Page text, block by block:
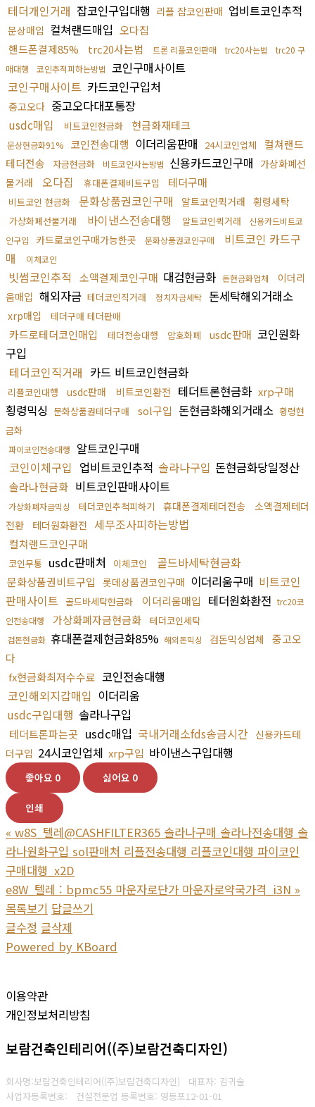
테더개인거래 잡코인구입대행 리플 잡코인판매 업비트코인추적
문상매입 컬쳐랜드매입 오다집
핸드폰결제85%
trc20사는법 트론 리플코인판매 trc20사는법
trc20 구
매대행
코인추적피하는방법 코인구매사이트
코인구매사이트 카드코인구입처
중고오다 중고오다대포통장
usdc매입
비트코인현금화 현금화재테크
문상현금화91% 코인전송대행 이더리움판매 24시코인업체
컬쳐랜드
테더전송
자금현금화 비트코인사는방법 신용카드코인구매 가상화폐선
물거래
오다집 휴대폰결제비트구입 테더구매
비트코인 현금화 문화상품권코인구매 알트코인퀵거래 횡령세탁
가상화폐선물거래 바이낸스전송대행 알트코인퀵거래
신용카드비트코
인구입
카드로코인구매가능한곳 문화상품권코인구매
비트코인 카드구
매
이체코인
빗썸코인추적 소액결제코인구매 대검현금화 돈현금화업체
이더리
움매입 해외자금 테더코인직거래 정치자금세탁 돈세탁해외거래소
xrp매입 테더구매 테더판매
카드로테더코인매입 테더전송대행 암호화폐 usdc판매 코인원화
구입
테더코인직거래 카드 비트코인현금화
리플코인대행 usdc판매 비트코인환전 테더트론현금화 xrp구매
횡령믹싱 문화상품권테더구매 sol구입 돈현금화해외거래소 횡령현
금화
파이코인전송대행
알트코인구매
코인이체구입 업비트코인추적 솔라나구입 돈현금화당일정산
솔라나현금화 비트코인판매사이트
가상화폐자금믹싱 테더코인추척피하기 휴대폰결제테더전송
소액결제테더
전환
테더원화환전 세무조사피하는방법
컬쳐랜드코인구매
코인무통 usdc판매처 이체코인 골드바세탁현금화
문화상품권비트구입 롯데상품권코인구매 이더리움구매 비트코인
판매사이트 골드바세탁현금화 이더리움매입 테더원화환전 trc20코
인전송대행
가상화폐자금현금화 테더코인세탁
검돈현금화 휴대폰결제현금화85% 해외돈믹싱 검돈믹싱업체
중고오
다
fx현금화최저수수료 코인전송대행
코인해외지갑매입 이더리움
usdc구입대행 솔라나구입
테더트론파는곳 usdc매입 국내거래소fds송금시간 신용카드테
더구입 24시코인업체 xrp구입 바이낸스구입대행
좋아요 0 싫어요 0
인쇄
« w8S_텔레@CASHFILTER365 솔라나구매 솔라나전송대행 솔
라나원화구입 sol판매처 리플전송대행 리플코인대행 파이코인
구매대행_x2D
e8W_텔레 : bpmc55 마운자로단가 마운자로약국가격_i3N »
목록보기 답글쓰기
글수정 글삭제
Powered by KBoard
이용약관
개인정보처리방침
보람건축인테리어((주)보람건축디자인)
회사명:보람건축인테리어((주)보람건축디자인) 대표자: 김귀술
사업자등록번호:
건설전문업 등록번호: 영등포12-01-01